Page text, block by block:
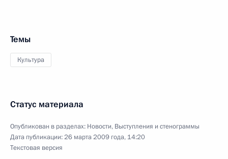
Темы
Культура
Статус материала
Опубликован в разделах: Новости, Выступления и стенограммы
Дата публикации:26 марта 2009 года, 14:20
Текстовая версия